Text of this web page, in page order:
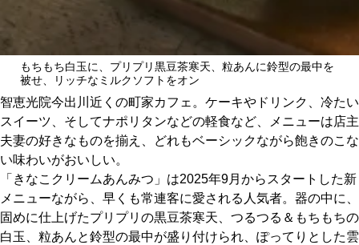
誠光社で選びました。
紹介します。
おすすめのイベント
もちもち白玉に、プリプリ黒豆茶寒天、粒あんに鈴型の最中を
被せ、リッチなミルクソフトをオン
智恵光院今出川近くの町家カフェ。ケーキやドリンク、冷たい
スイーツ、そしてナポリタンなどの軽食など、メニューは店主
夫妻の好きなものを揃え、どれもベーシックながら飽きのこな
い味わいがおいしい。
「きなこクリームあんみつ」は2025年9月からスタートした新
メニューながら、早くも常連客に愛される人気者。器の中に、
固めに仕上げたプリプリの黒豆茶寒天、つるつる＆もちもちの
白玉、粒あんと鈴型の最中が盛り付けられ、ぽってりとした雲